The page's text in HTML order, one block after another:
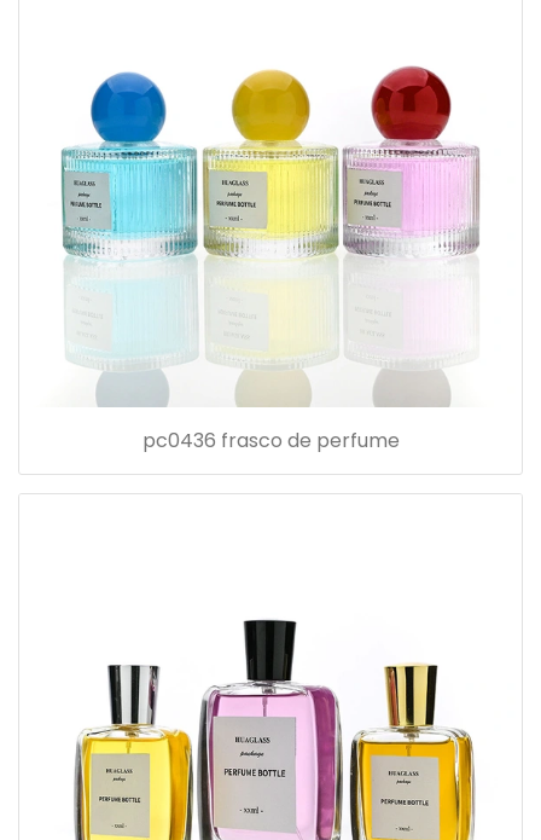
pc0436 frasco de perfume